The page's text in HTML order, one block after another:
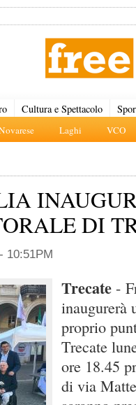
Laghi VCO
Cultura e Spettacolo
DI
10:51PM
Trecate -
inaugurerà
proprio
Trecate
ore 18.45
di via